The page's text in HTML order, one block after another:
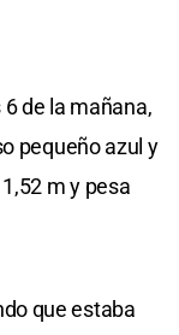
de la mañana,
pequeño azul y
m y pesa
que estaba